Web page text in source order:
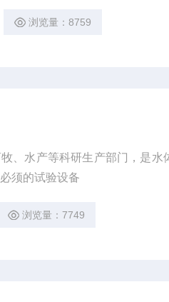
浏览量：8759
、水产等科研生产部门，是水
须的试验设备
浏览量：7749